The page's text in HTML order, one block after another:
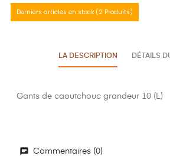
Derniers articles en stock (2 Produits)
LA DESCRIPTION DÉTAILS
Gants de caoutchouc grandeur 10 (L)
Commentaires (0)